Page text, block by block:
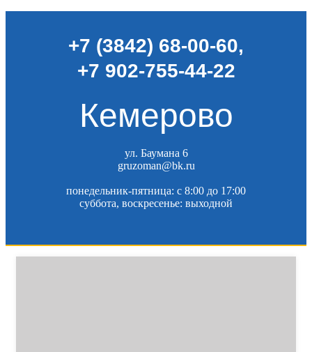
+7 (3842) 68-00-60,
+7 902-755-44-22
Кемерово
ул. Баумана 6
gruzoman@bk.ru
понедельник-пятница: c 8:00 до 17:00
суббота, воскресенье: выходной